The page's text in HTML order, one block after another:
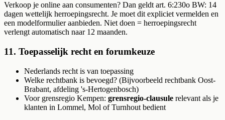
Verkoop je online aan consumenten? Dan geldt art. 6:230o BW: 14
dagen wettelijk herroepingsrecht. Je moet dit expliciet vermelden en
een modelformulier aanbieden. Niet doen = herroepingsrecht
verlengt automatisch naar 12 maanden.
11. Toepasselijk recht en forumkeuze
Nederlands recht is van toepassing
Welke rechtbank is bevoegd? (Bijvoorbeeld rechtbank Oost-
Brabant, afdeling 's-Hertogenbosch)
Voor grensregio Kempen: grensregio-clausule relevant als je
klanten in Lommel, Mol of Turnhout bedient